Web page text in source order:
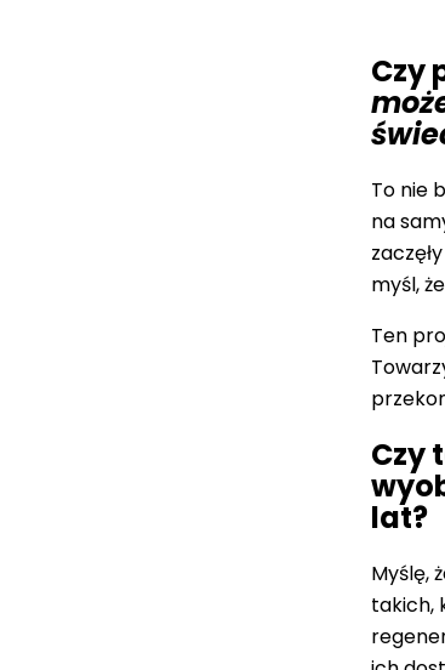
Czy
To nie
na
myśl,
Ten
Czy
lat?
Myślę,
takich,